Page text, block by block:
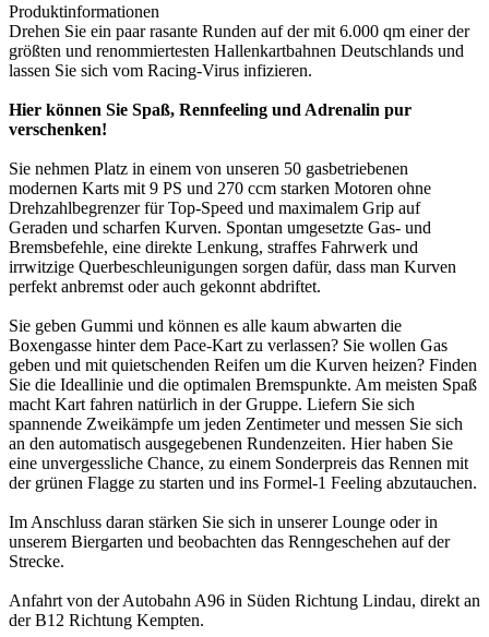
Produktinformationen
Drehen Sie ein paar rasante Runden auf der mit 6.000 qm einer der
größten und renommiertesten Hallenkartbahnen Deutschlands und
lassen Sie sich vom Racing-Virus infizieren.
Hier können Sie Spaß, Rennfeeling und Adrenalin pur
verschenken!
Sie nehmen Platz in einem von unseren 50 gasbetriebenen
modernen Karts mit 9 PS und 270 ccm starken Motoren ohne
Drehzahlbegrenzer für Top-Speed und maximalem Grip auf
Geraden und scharfen Kurven. Spontan umgesetzte Gas- und
Bremsbefehle, eine direkte Lenkung, straffes Fahrwerk und
irrwitzige Querbeschleunigungen sorgen dafür, dass man Kurven
perfekt anbremst oder auch gekonnt abdriftet.
Sie geben Gummi und können es alle kaum abwarten die
Boxengasse hinter dem Pace-Kart zu verlassen? Sie wollen Gas
geben und mit quietschenden Reifen um die Kurven heizen? Finden
Sie die Ideallinie und die optimalen Bremspunkte. Am meisten Spaß
macht Kart fahren natürlich in der Gruppe. Liefern Sie sich
spannende Zweikämpfe um jeden Zentimeter und messen Sie sich
an den automatisch ausgegebenen Rundenzeiten. Hier haben Sie
eine unvergessliche Chance, zu einem Sonderpreis das Rennen mit
der grünen Flagge zu starten und ins Formel-1 Feeling abzutauchen.
Im Anschluss daran stärken Sie sich in unserer Lounge oder in
unserem Biergarten und beobachten das Renngeschehen auf der
Strecke.
Anfahrt von der Autobahn A96 in Süden Richtung Lindau, direkt an
der B12 Richtung Kempten.